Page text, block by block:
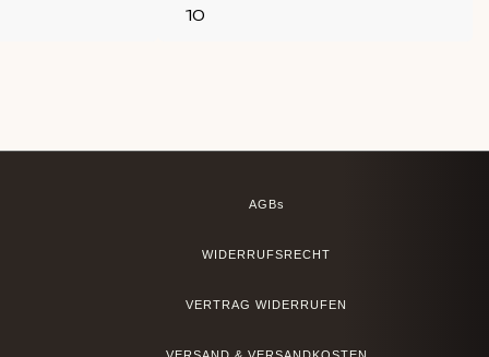
AGBs
WIDERRUFSRECHT
VERTRAG WIDERRUFEN